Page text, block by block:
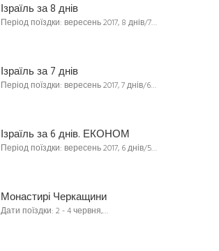
Ізраїль за 8 днів
Період поїздки: вересень 2017, 8 днів/7…
Ізраїль за 7 днів
Період поїздки: вересень 2017, 7 днів/6…
Ізраїль за 6 днів. ЕКОНОМ
Період поїздки: вересень 2017, 6 днів/5…
Монастирі Черкащини
Дати поїздки: 2 - 4 червня,…